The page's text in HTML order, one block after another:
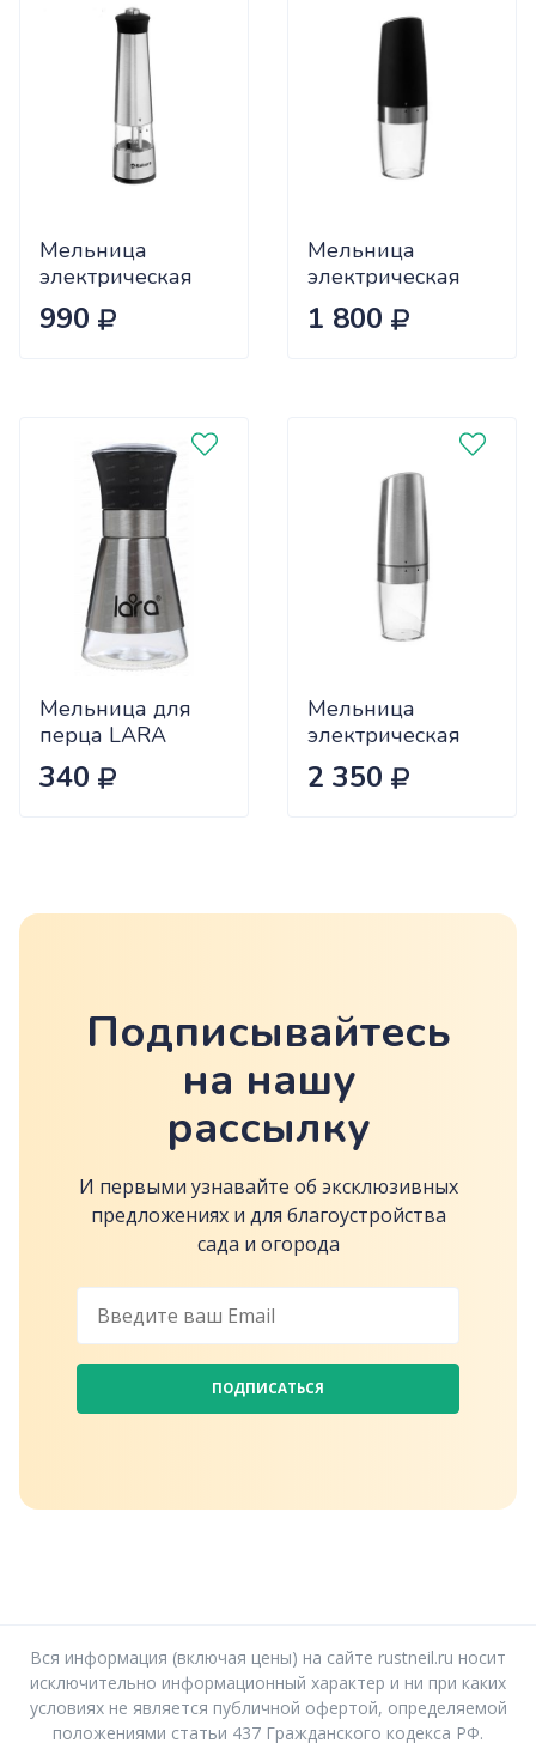
Мельница
электрическая
Sakura SA-6645S,
подсветка, 4хААА
990
Мельница
электрическая
LuazON LET-003,
гравитационная,
1 800
Мельница для
перца LARA
100мл, сталь +
пластик LR08-70
340
Мельница
электрическая
LuazON LET-004,
гравитационная,
2 350
Подписывайтесь
на нашу
рассылку
И первыми узнавайте об эксклюзивных
предложениях и для благоустройства
сада и огорода
ПОДПИСАТЬСЯ
Вся информация (включая цены) на сайте rustneil.ru носит
исключительно информационный характер и ни при каких
условиях не является публичной офертой, определяемой
положениями статьи 437 Гражданского кодекса РФ.